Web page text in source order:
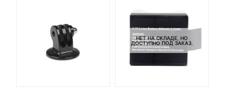
НЕТ НА СКЛАДЕ, НО
ДОСТУПНО ПОД ЗАКАЗ.